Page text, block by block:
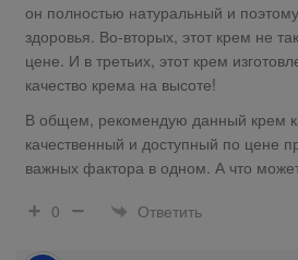
он полностью натуральный и
здоровья. Во-вторых, этот крем не
цене. И в третьих, этот крем
качество крема на высоте!
В общем, рекомендую данный крем
качественный и доступный по цене
важных фактора в одном. А что
0
Ответить